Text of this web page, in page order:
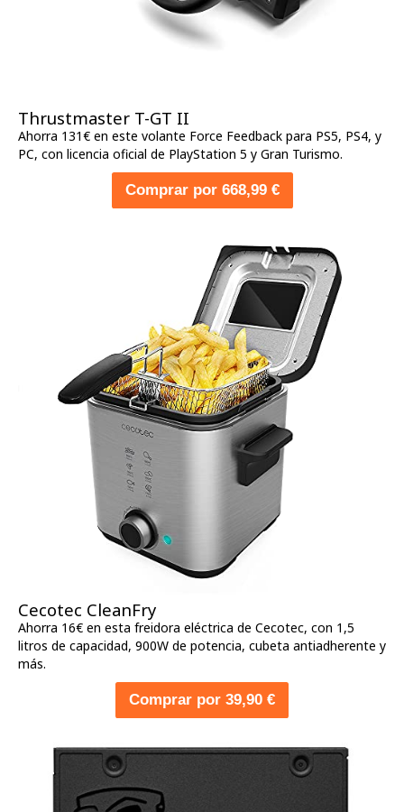
Thrustmaster T-GT II
Ahorra 131€ en este volante Force Feedback para PS5, PS4, y
PC, con licencia oficial de PlayStation 5 y Gran Turismo.
Comprar por 668,99 €
Cecotec CleanFry
Ahorra 16€ en esta freidora eléctrica de Cecotec, con 1,5
litros de capacidad, 900W de potencia, cubeta antiadherente y
más.
Comprar por 39,90 €